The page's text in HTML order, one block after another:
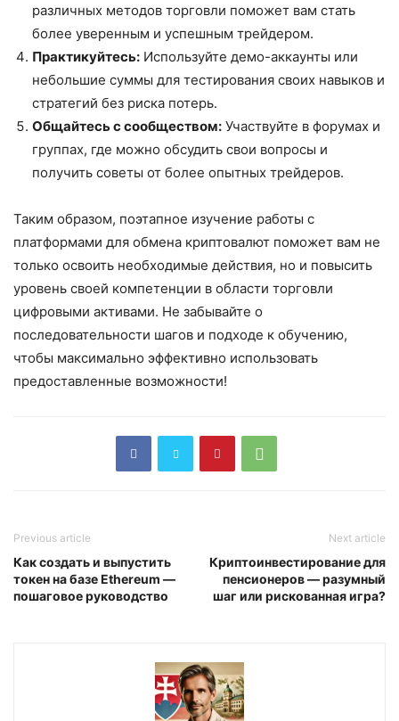
различных методов торговли поможет вам стать
более уверенным и успешным трейдером.
Практикуйтесь: Используйте демо-аккаунты или
небольшие суммы для тестирования своих навыков и
стратегий без риска потерь.
Общайтесь с сообществом: Участвуйте в форумах и
группах, где можно обсудить свои вопросы и
получить советы от более опытных трейдеров.
Таким образом, поэтапное изучение работы с
платформами для обмена криптовалют поможет вам не
только освоить необходимые действия, но и повысить
уровень своей компетенции в области торговли
цифровыми активами. Не забывайте о
последовательности шагов и подходе к обучению,
чтобы максимально эффективно использовать
предоставленные возможности!
Previous article
Как создать и выпустить
токен на базе Ethereum —
пошаговое руководство
Next article
Криптоинвестирование для
пенсионеров — разумный
шаг или рискованная игра?